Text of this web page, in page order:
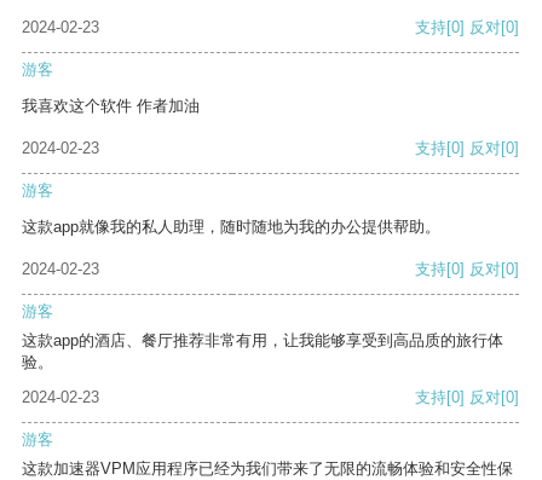
2024-02-23 支持[0] 反对[0]
游客
我喜欢这个软件 作者加油
2024-02-23 支持[0] 反对[0]
游客
这款app就像我的私人助理，随时随地为我的办公提供帮助。
2024-02-23 支持[0] 反对[0]
游客
这款app的酒店、餐厅推荐非常有用，让我能够享受到高品质的旅行体
验。
2024-02-23
支持[0] 反对[0]
游客
这款加速器VPM应用程序已经为我们带来了无限的流畅体验和安全性保